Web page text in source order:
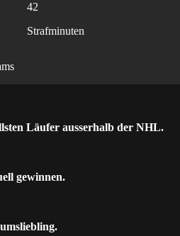
42
Strafminuten
Läufer ausserhalb der NHL.
gewinnen.